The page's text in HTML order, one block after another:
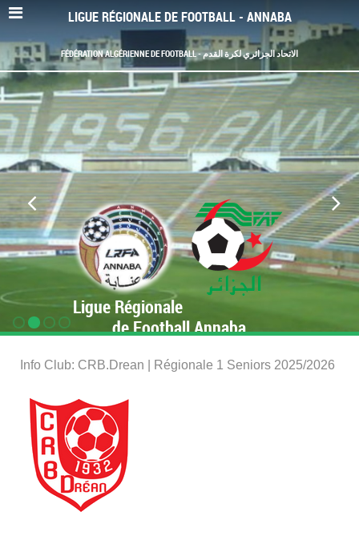
LIGUE RÉGIONALE DE FOOTBALL - ANNABA
FÉDÉRATION ALGÉRIENNE DE FOOTBALL - الاتحاد الجزائري لكرة القدم
Ligue Régionale
de Football Annaba
Info Club: CRB.Drean | Régionale 1 Seniors 2025/2026